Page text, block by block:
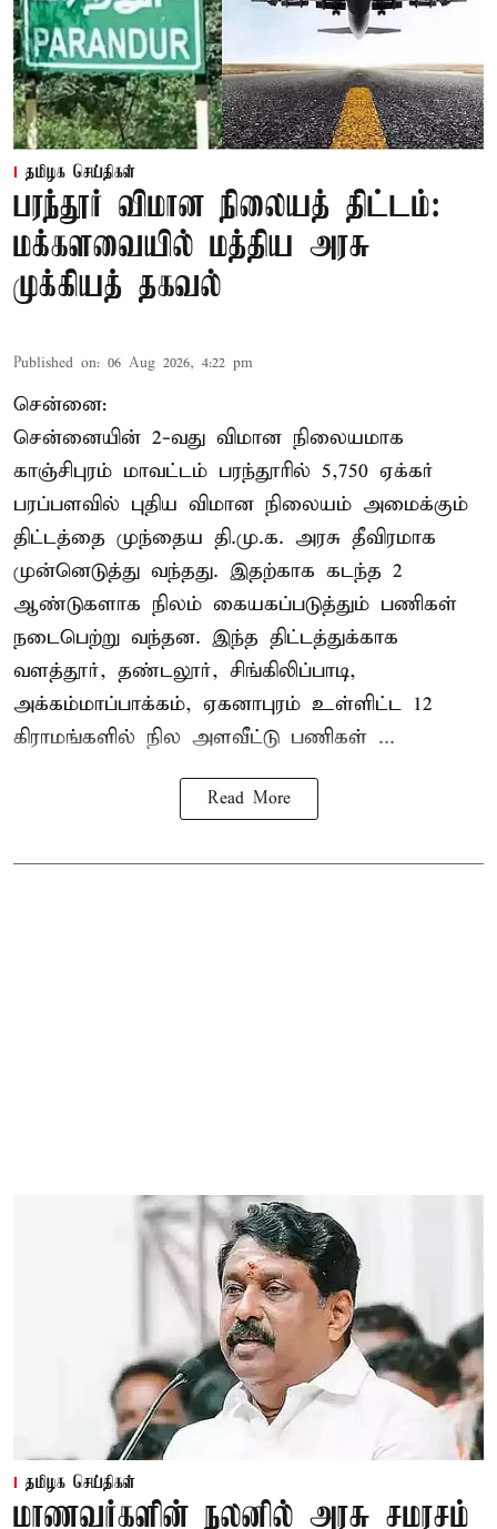
தமிழக செய்திகள்
பரந்தூர் விமான நிலையத் திட்டம்:
மக்களவையில் மத்திய அரசு
முக்கியத் தகவல்
Published on: 06 Aug 2026, 4:22 pm
சென்னை:
சென்னையின் 2-வது விமான நிலையமாக
காஞ்சிபுரம் மாவட்டம் பரந்தூரில் 5,750 ஏக்கர்
பரப்பளவில் புதிய விமான நிலையம் அமைக்கும்
திட்டத்தை முந்தைய தி.மு.க. அரசு தீவிரமாக
முன்னெடுத்து வந்தது. இதற்காக கடந்த 2
ஆண்டுகளாக நிலம் கையகப்படுத்தும் பணிகள்
நடைபெற்று வந்தன. இந்த திட்டத்துக்காக
வளத்தூர், தண்டலூர், சிங்கிலிப்பாடி,
அக்கம்மாப்பாக்கம், ஏகனாபுரம் உள்ளிட்ட 12
கிராமங்களில் நில அளவீட்டு பணிகள் ...
Read More
தமிழக செய்திகள்
மாணவர்களின் நலனில் அரசு சமரசம்